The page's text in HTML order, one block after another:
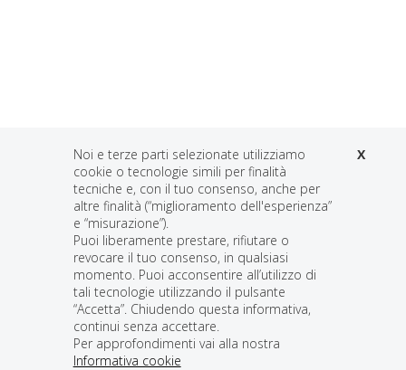
Contattaci
COMPILA IL FORM PER MAGGIORI
INFORMAZIONI
X
Noi e terze parti selezionate utilizziamo
cookie o tecnologie simili per finalità
tecniche e, con il tuo consenso, anche per
altre finalità (“miglioramento dell'esperienza”
e “misurazione”).
Puoi liberamente prestare, rifiutare o
revocare il tuo consenso, in qualsiasi
momento. Puoi acconsentire all’utilizzo di
tali tecnologie utilizzando il pulsante
“Accetta”. Chiudendo questa informativa,
continui senza accettare.
Per approfondimenti vai alla nostra
Informativa cookie